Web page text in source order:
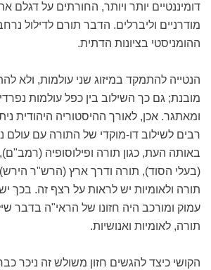
דומיננטיים יותר ויותר, החורתים על
מודרניים וליברלים. הדבר תורם לדילול
ההומניסטי בציונות הדתית.
הנטייה להתמקד במיזוג שני עולמות, ולא
מובנת; גם כך השילוב בין כפל עולמות
ומאתגר. אכן, לאורך ההיסטוריה היהודית
רבים לשילוב דו-מוקדי של התורה עם
באותה העת, כגון תורה ופילוסופיה
(בעלי הסוד), תורה ודרך ארץ (הרש"ר
תורה ולאומיות יש לראות על רצף זה. בכך
עמוק ומורכב היה חזונו של הראי"ה בדבר
תורה, לאומיות ואנושיות.
הקושי כיצד להגשים חזון משולש זה ניכר